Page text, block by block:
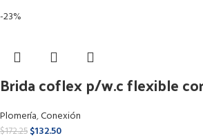
-23%
Brida coflex p/w.c flexible
Plomería,Conexión
$172.25 $132.50